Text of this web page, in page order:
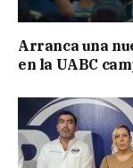
Arranca una
en la UABC